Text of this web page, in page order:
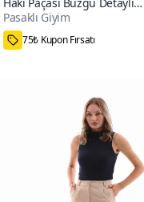
Aerobin Kumaş Beli Lastikli
Rahat Kesim Pantolon
Pasaklı Giyim
75₺ Kupon Fırsatı